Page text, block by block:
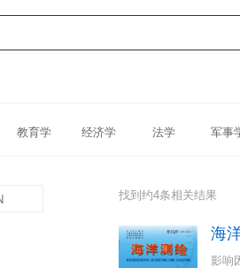
教育学 经济学 法学 军事
找到约4条相关结果
海
影响